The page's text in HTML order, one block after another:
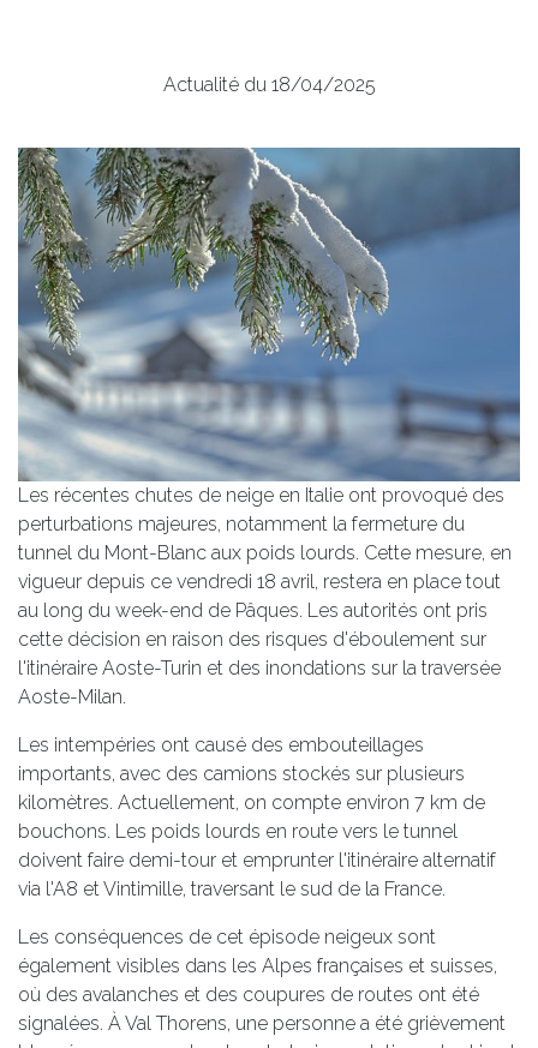
Actualité du 18/04/2025
Les récentes chutes de neige en Italie ont provoqué des
perturbations majeures, notamment la fermeture du
tunnel du Mont-Blanc aux poids lourds. Cette mesure, en
vigueur depuis ce vendredi 18 avril, restera en place tout
au long du week-end de Pâques. Les autorités ont pris
cette décision en raison des risques d'éboulement sur
l'itinéraire Aoste-Turin et des inondations sur la traversée
Aoste-Milan.
Les intempéries ont causé des embouteillages
importants, avec des camions stockés sur plusieurs
kilomètres. Actuellement, on compte environ 7 km de
bouchons. Les poids lourds en route vers le tunnel
doivent faire demi-tour et emprunter l'itinéraire alternatif
via l'A8 et Vintimille, traversant le sud de la France.
Les conséquences de cet épisode neigeux sont
également visibles dans les Alpes françaises et suisses,
où des avalanches et des coupures de routes ont été
signalées. À Val Thorens, une personne a été grièvement